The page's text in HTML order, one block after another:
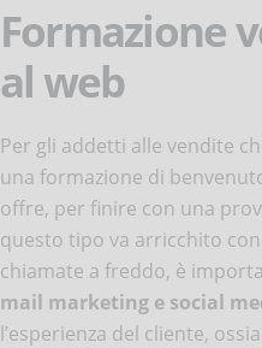
Formazione
al web
Per gli addetti alle vendite
una formazione di
offre, per finire con una
questo tipo va arricchito
chiamate a freddo, è
mail marketing e social
l’esperienza del cliente,